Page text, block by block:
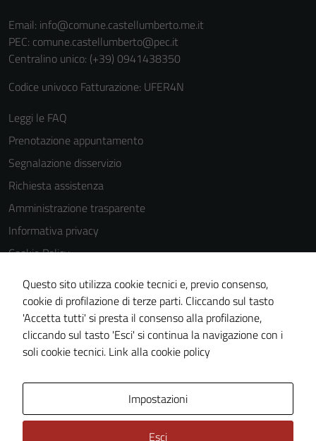
Email: info@comune.castellumberto.me.it
PEC: comune.castellumberto@pec.it
Centralino unico: (+39) 0941438350
Codice univoco Fatturazione: UFER4N
Leggi le FAQ
Prenotazione appuntamento
Segnalazione disservizio
Richiesta assistenza
Amministrazione trasparente
Informativa privacy
Cookie Policy
Note legali
Dichiarazione di accessibilità
Obiettivi di accessibilità
Piano di miglioramento del sito
Questo sito utilizza cookie tecnici e, previo consenso,
cookie di profilazione di terze parti. Cliccando sul tasto
'Accetta tutti' si presta il consenso alla profilazione,
cliccando sul tasto 'Esci' si continua la navigazione con i
soli cookie tecnici. Link alla cookie policy
Impostazioni
Esci